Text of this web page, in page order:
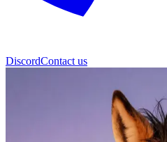
DiscordContact us